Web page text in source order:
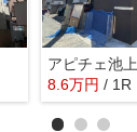
アピチェ池上
8.6万円 / 1R